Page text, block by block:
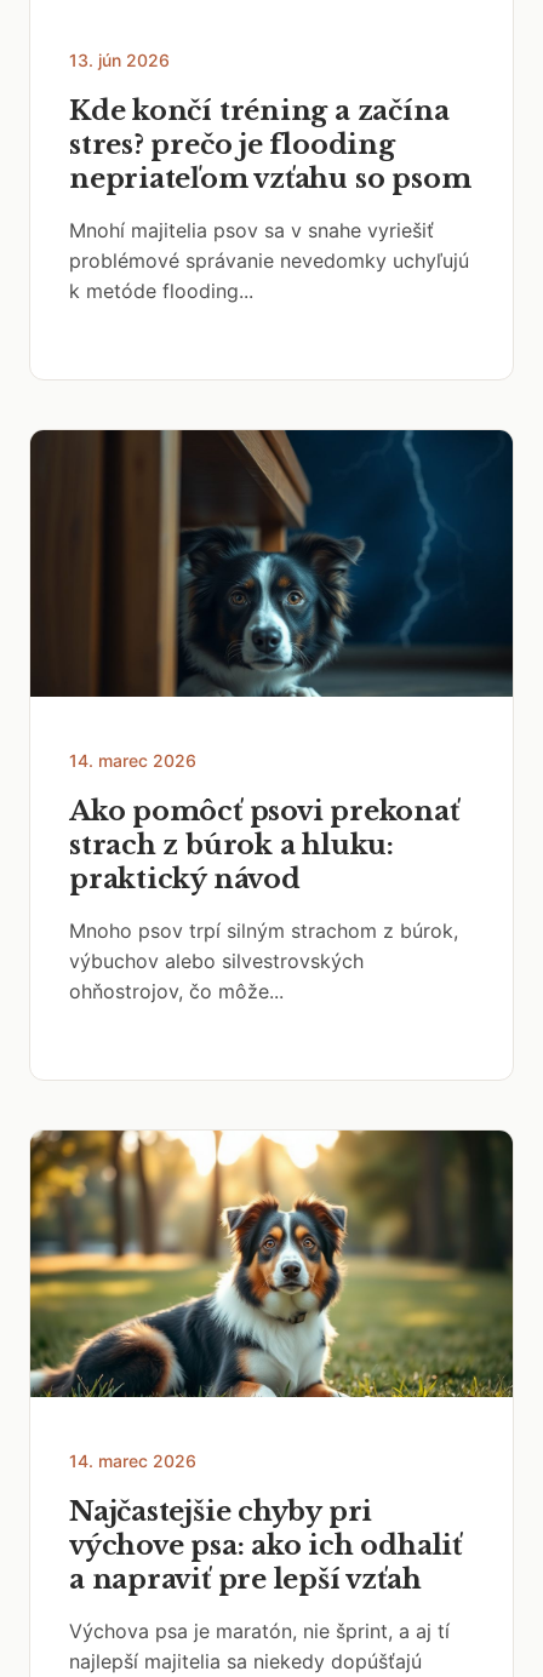
13. jún 2026
Kde končí tréning a začína
stres? prečo je flooding
nepriateľom vzťahu so psom
Mnohí majitelia psov sa v snahe vyriešiť
problémové správanie nevedomky uchyľujú
k metóde flooding...
14. marec 2026
Ako pomôcť psovi prekonať
strach z búrok a hluku:
praktický návod
Mnoho psov trpí silným strachom z búrok,
výbuchov alebo silvestrovských
ohňostrojov, čo môže...
14. marec 2026
Najčastejšie chyby pri
výchove psa: ako ich odhaliť
a napraviť pre lepší vzťah
Výchova psa je maratón, nie šprint, a aj tí
najlepší majitelia sa niekedy dopúšťajú